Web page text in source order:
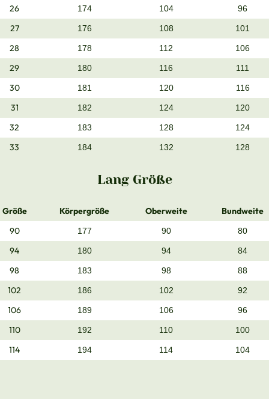
26 174 104 96
27 176 108 101
28 178 112 106
29 180 116 111
30 181 120 116
31 182 124 120
32 183 128 124
33 184 132 128
Lang Größe
Größe Körpergröße Oberweite
Bundweite
90
177 90 80
94 180 94 84
98 183 98 88
102 186 102 92
106 189 106 96
110 192 110 100
114 194 114 104